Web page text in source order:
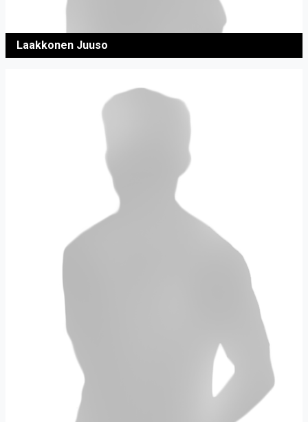
Laakkonen Juuso